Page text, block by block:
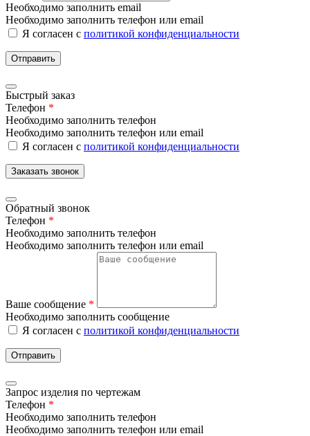
Необходимо заполнить email
Необходимо заполнить телефон или email
Я согласен с политикой конфиденциальности
Отправить
Быстрый заказ
Телефон *
Необходимо заполнить телефон
Необходимо заполнить телефон или email
Я согласен с политикой конфиденциальности
Заказать звонок
Обратный звонок
Телефон *
Необходимо заполнить телефон
Необходимо заполнить телефон или email
Ваше сообщение *
Необходимо заполнить сообщение
Я согласен с политикой конфиденциальности
Отправить
Запрос изделия по чертежам
Телефон *
Необходимо заполнить телефон
Необходимо заполнить телефон или email